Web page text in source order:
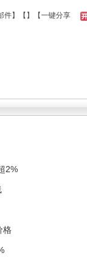
件】【 】 【一键分享
2%
格